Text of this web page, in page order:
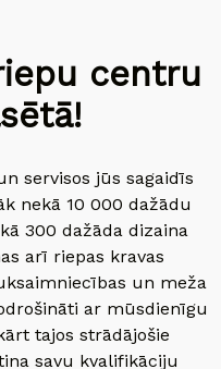
centru
servisos jūs sagaidīs
nekā 10 000 dažādu
300 dažāda dizaina
arī riepas kravas
un meža
ar mūsdienīgu
tajos strādājošie
savu kvalifikāciju